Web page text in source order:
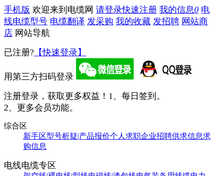
手机版 欢迎来到电缆网 请登录快速注册 我的信息0 电
线电缆型号 电缆翻译 发采购 我的收藏 发招聘 网站商
店 网站导航
已注册? 【快速登录】
用第三方扫码登录
注册登录，获取更多权益！ 1、每日签到。
2、更多会员功能。
综合区
新手区型号析疑|产品报价个人求职企业招聘供求信息求
购信息
电线电缆专区